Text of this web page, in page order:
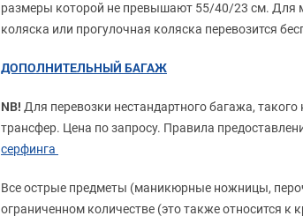
размеры которой не превышают 55/40/23 см. Для
коляска или прогулочная коляска перевозится
ДОПОЛНИТЕЛЬНЫЙ БАГАЖ
NB! Для перевозки нестандартного багажа,
трансфер. Цена по запросу. Правила
серфинга
Все острые предметы (маникюрные ножницы,
ограниченном количестве (это также относится